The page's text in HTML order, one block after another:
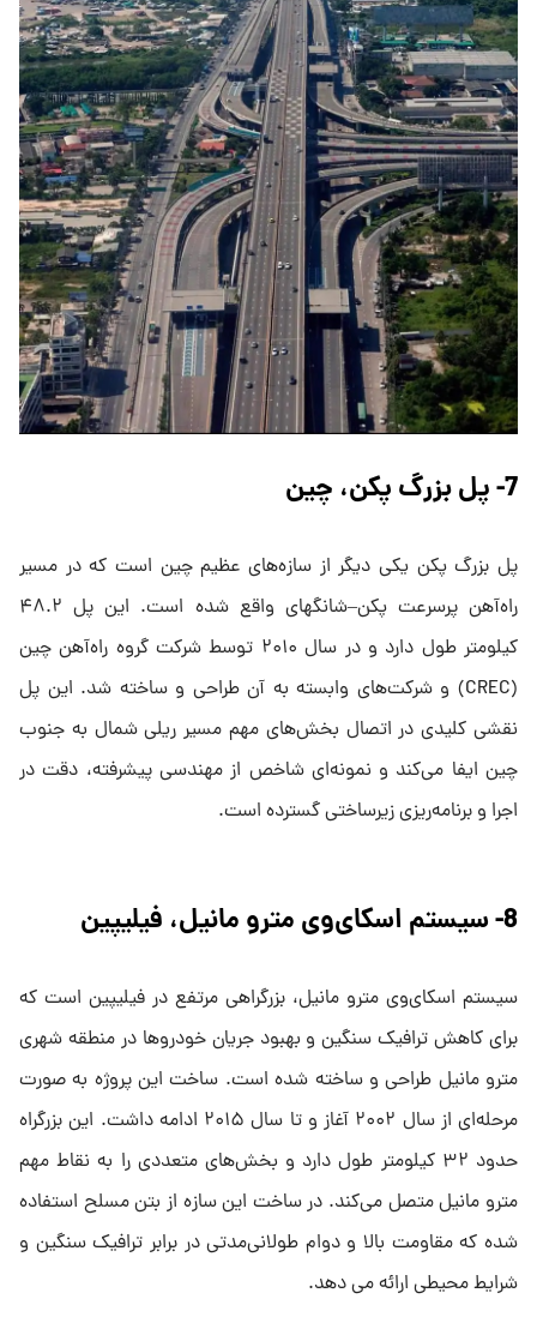
7- پل بزرگ پکن، چین
پل بزرگ پکن یکی دیگر از سازه‌های عظیم چین است که در مسیر
راه‌آهن پرسرعت پکن–شانگهای واقع شده است. این پل ۴۸.۲
کیلومتر طول دارد و در سال ۲۰۱۰ توسط شرکت گروه راه‌آهن چین
(CREC) و شرکت‌های وابسته به آن طراحی و ساخته شد. این پل
نقشی کلیدی در اتصال بخش‌های مهم مسیر ریلی شمال به جنوب
چین ایفا می‌کند و نمونه‌ای شاخص از مهندسی پیشرفته، دقت در
اجرا و برنامه‌ریزی زیرساختی گسترده است.
8- سیستم اسکای‌وی مترو مانیل، فیلیپین
سیستم اسکای‌وی مترو مانیل، بزرگراهی مرتفع در فیلیپین است که
برای کاهش ترافیک سنگین و بهبود جریان خودروها در منطقه شهری
مترو مانیل طراحی و ساخته شده است. ساخت این پروژه به صورت
مرحله‌ای از سال ۲۰۰۲ آغاز و تا سال ۲۰۱۵ ادامه داشت. این بزرگراه
حدود ۳۲ کیلومتر طول دارد و بخش‌های متعددی را به نقاط مهم
مترو مانیل متصل می‌کند. در ساخت این سازه از بتن مسلح استفاده
شده که مقاومت بالا و دوام طولانی‌مدتی در برابر ترافیک سنگین و
شرایط محیطی ارائه می دهد.